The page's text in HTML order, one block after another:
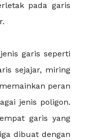
pada garis
garis seperti
sejajar, miring
peran
jenis poligon.
garis yang
dibuat dengan